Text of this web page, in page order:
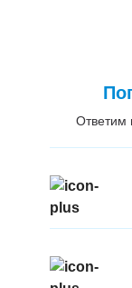
Ответим